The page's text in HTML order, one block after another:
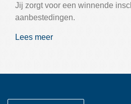
Jij zorgt voor een winnende
aanbestedingen.
Lees meer